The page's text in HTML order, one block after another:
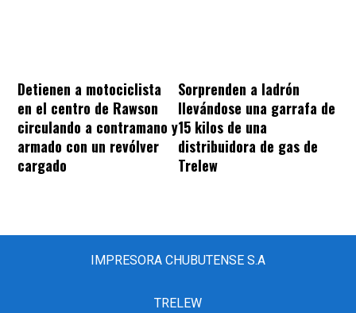
Detienen a motociclista
en el centro de Rawson
circulando a contramano y
armado con un revólver
cargado
Sorprenden a ladrón
llevándose una garrafa de
15 kilos de una
distribuidora de gas de
Trelew
IMPRESORA CHUBUTENSE S.A
TRELEW